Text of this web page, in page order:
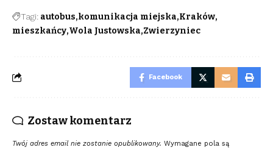
Tagi: autobus komunikacja miejska Kraków
mieszkańcy Wola Justowska Zwierzyniec
Facebook
Zostaw komentarz
Twój adres email nie zostanie opublikowany. Wymagane pola są